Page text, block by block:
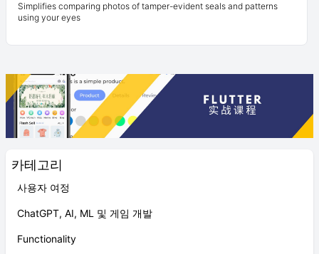
카테고리
사용자 여정
ChatGPT, AI, ML 및 게임 개발
Functionality
Simplifies comparing photos of tamper-evident seals and patterns
using your eyes